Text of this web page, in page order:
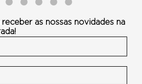
receber as nossas novidades na